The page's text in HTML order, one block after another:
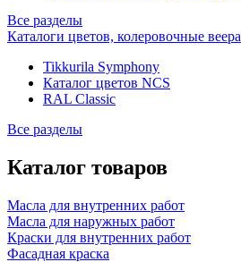
Все разделы
Каталоги цветов, колеровочные веера
Tikkurila Symphony
Каталог цветов NCS
RAL Classic
Все разделы
Каталог товаров
Масла для внутренних работ
Масла для наружных работ
Краски для внутренних работ
Фасадная краска